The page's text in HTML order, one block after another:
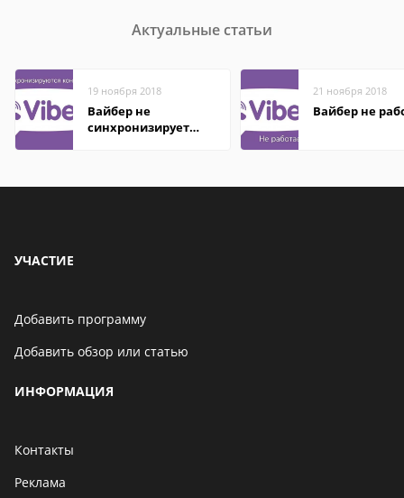
Актуальные статьи
19 ноября 2018
Вайбер не
синхронизирует
21 ноября 2018
Вайбер не
УЧАСТИЕ
Добавить программу
Добавить обзор или статью
ИНФОРМАЦИЯ
Контакты
Реклама